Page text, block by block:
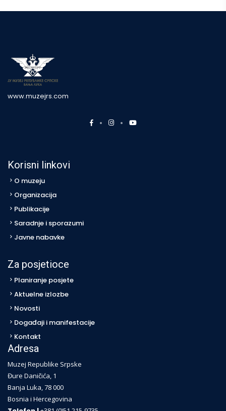
www.muzejrs.com
Korisni linkovi
O muzeju
Organizacija
Publikacije
Saradnje i sporazumi
Javne nabavke
Za posjetioce
Planiranje posjete
Aktuelne izlozbe
Novosti
Događaji i manifestacije
Kontakt
Adresa
Muzej Republike Srpske
Đure Daničića, 1
Banja Luka, 78 000
Bosnia i Hercegovina